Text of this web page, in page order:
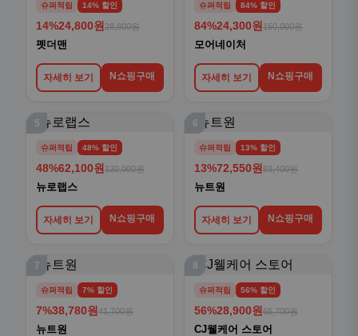
슈퍼적립 14% 할인
14%24,800원 28,800원
펫더맨
자세히 보기 N쇼핑구매
슈퍼적립 84% 할인
84%24,300원 150,000원
모어네이처
자세히 보기 N쇼핑구매
5
슈퍼적립 48% 할인
48%62,100원 120,000원
뉴로랩스
자세히 보기 N쇼핑구매
6
슈퍼적립 13% 할인
13%72,550원 83,400원
뉴트원
자세히 보기 N쇼핑구매
7
슈퍼적립 7% 할인
7%38,780원 41,700원
뉴트원
8
슈퍼적립 56% 할인
56%28,900원 65,700원
CJ웰케어 스토어